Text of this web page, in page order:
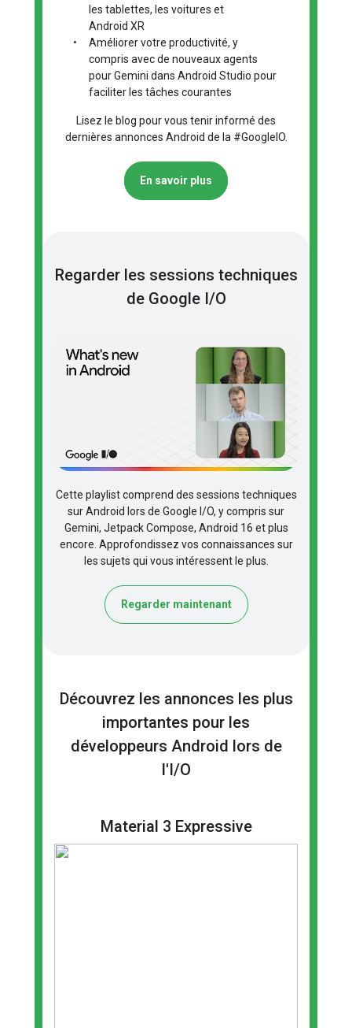
les tablettes, les voitures et
Android XR
•
Améliorer votre productivité, y
compris avec de nouveaux agents
pour Gemini dans Android Studio pour
faciliter les tâches courantes
Lisez le blog pour vous tenir informé des
dernières annonces Android de la #GoogleIO.
En savoir plus
Regarder les sessions techniques
de Google I/O
Cette playlist comprend des sessions techniques
sur Android lors de Google I/O, y compris sur
Gemini, Jetpack Compose, Android 16 et plus
encore. Approfondissez vos connaissances sur
les sujets qui vous intéressent le plus.
Regarder maintenant
Découvrez les annonces les plus
importantes pour les
développeurs Android lors de
l'I/O
Material 3 Expressive